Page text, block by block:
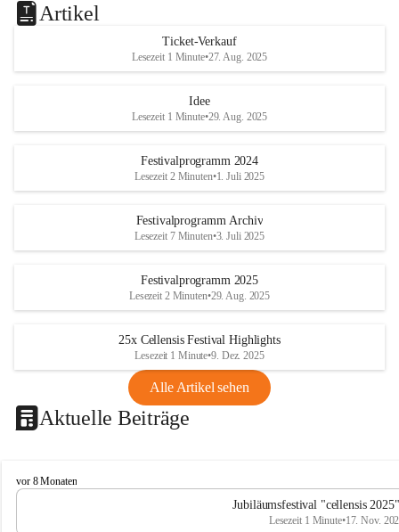
Artikel
Ticket-Verkauf
Lesezeit 1 Minute•27. Aug. 2025
Idee
Lesezeit 1 Minute•29. Aug. 2025
Festivalprogramm 2024
Lesezeit 2 Minuten•1. Juli 2025
Festivalprogramm Archiv
Lesezeit 7 Minuten•3. Juli 2025
Festivalprogramm 2025
Lesezeit 2 Minuten•29. Aug. 2025
25x Cellensis Festival Highlights
Lesezeit 1 Minute•9. Dez. 2025
Alle Artikel sehen
Aktuelle Beiträge
C
e
vor 8 Monaten
Jubiläumsfestival "cellensis
Lesezeit 1 Minute•17. Nov.